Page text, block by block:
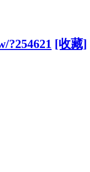
?254621 [收藏]